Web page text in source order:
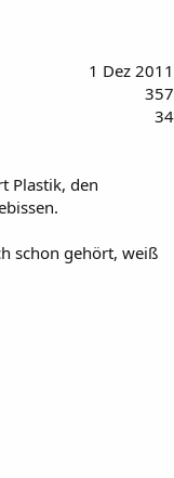
1 Dez 2011
357
34
Plastik, den
schon gehört, weiß